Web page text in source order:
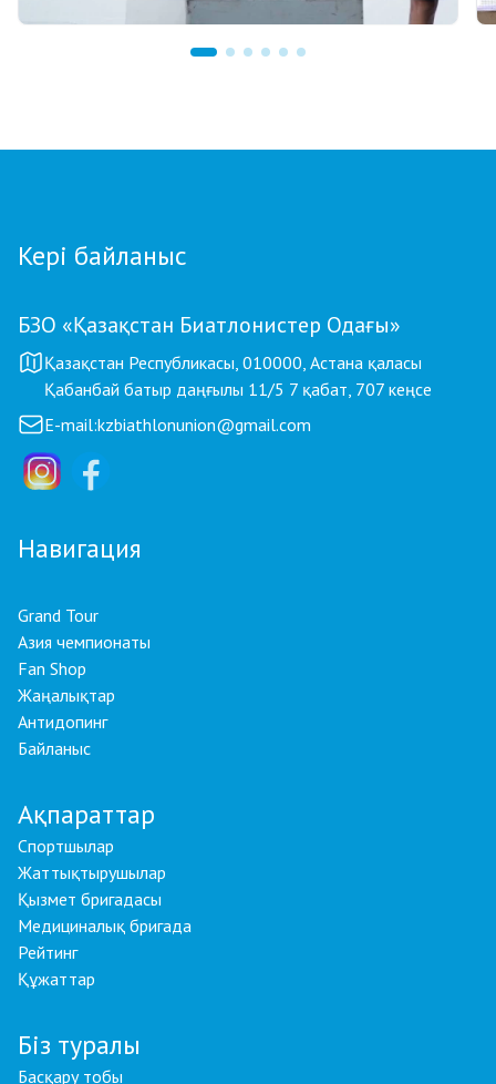
Кері байланыс
БЗО «Қазақстан Биатлонистер Одағы»
Қазақстан Республикасы, 010000, Астана қаласы
Қабанбай батыр даңғылы 11/5 7 қабат, 707 кеңсе
E-mail:kzbiathlonunion@gmail.com
Навигация
Grand Tour
Азия чемпионаты
Fan Shop
Жаңалықтар
Антидопинг
Байланыс
Ақпараттар
Спортшылар
Жаттықтырушылар
Қызмет бригадасы
Медициналық бригада
Рейтинг
Құжаттар
Біз туралы
Басқару тобы